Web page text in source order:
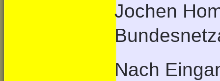
Jochen
Nach